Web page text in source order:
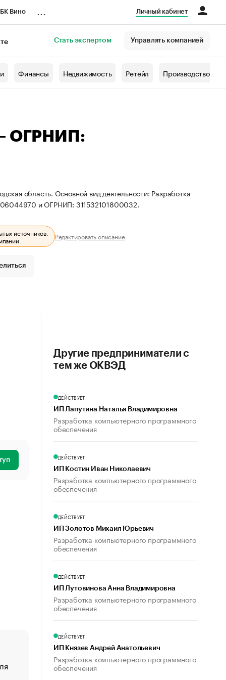
Вино Личный кабинет
Стать экспертом Управлять компанией
Финансы Недвижимость Ретейл Производство
ОГРНИП:
область. Основной вид деятельности: Разработка
и ОГРНИП: 311532101800032.
источников.
Редактировать описание
«От спорта тело стареет иначе». Как живет глава
создавшей GTA
Другие предприниматели с
тем же ОКВЭД
ДЕЙСТВУЕТ
ИП Лапутина Наталья Владимировна
Разработка компьютерного программного
обеспечения
ДЕЙСТВУЕТ
ИП Костин Иван Николаевич
Разработка компьютерного программного
обеспечения
ДЕЙСТВУЕТ
ИП Золотов Михаил Юрьевич
Разработка компьютерного программного
обеспечения
ДЕЙСТВУЕТ
ИП Лутовинова Анна Владимировна
Разработка компьютерного программного
обеспечения
ДЕЙСТВУЕТ
ИП Князев Андрей Анатольевич
Разработка компьютерного программного
обеспечения